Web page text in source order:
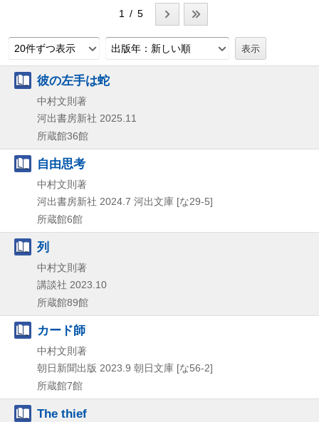
1 / 5
20件ずつ表示 出版年：新しい順
彼の左手は蛇
中村文則著
河出書房新社 2025.11
所蔵館36館
自由思考
中村文則著
河出書房新社 2024.7 河出文庫 [な29-5]
所蔵館6館
列
中村文則著
講談社 2023.10
所蔵館89館
カード師
中村文則著
朝日新聞出版 2023.9 朝日文庫 [な56-2]
所蔵館7館
The thief